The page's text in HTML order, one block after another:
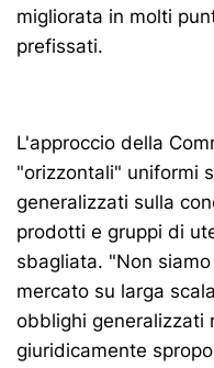
migliorata in molti
prefissati.
L'approccio della
"orizzontali" uniformi
generalizzati sulla
prodotti e gruppi di
sbagliata. "Non
mercato su larga
obblighi generalizzati
giuridicamente